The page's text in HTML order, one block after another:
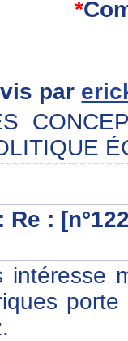
*
par
Re :
intéresse